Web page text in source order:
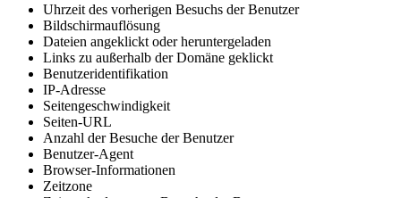
Uhrzeit des vorherigen Besuchs der Benutzer
Bildschirmauflösung
Dateien angeklickt oder heruntergeladen
Links zu außerhalb der Domäne geklickt
Benutzeridentifikation
IP-Adresse
Seitengeschwindigkeit
Seiten-URL
Anzahl der Besuche der Benutzer
Benutzer-Agent
Browser-Informationen
Zeitzone